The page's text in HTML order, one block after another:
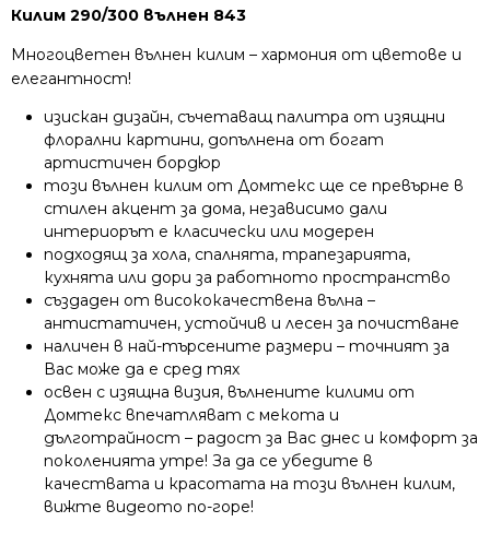
Килим 290/300 вълнен 843
Многоцветен вълнен килим – хармония от цветове и
елегантност!
изискан дизайн, съчетаващ палитра от изящни
флорални картини, допълнена от богат
артистичен бордюр
този вълнен килим от Домтекс ще се превърне в
стилен акцент за дома, независимо дали
интериорът е класически или модерен
подходящ за хола, спалнята, трапезарията,
кухнята или дори за работното пространство
създаден от висококачествена вълна –
антистатичен, устойчив и лесен за почистване
наличен в най-търсените размери – точният за
Вас може да е сред тях
освен с изящна визия, вълнените килими от
Домтекс впечатляват с мекота и
дълготрайност – радост за Вас днес и комфорт за
поколенията утре! За да се убедите в
качествата и красотата на този вълнен килим,
вижте видеото по-горе!